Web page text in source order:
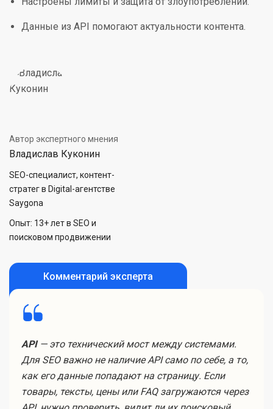
Данные из API помогают актуальности контента.
Автор экспертного мнения
Владислав Куконин
SEO-специалист, контент-
стратег в Digital-агентстве
Saygona
Опыт: 13+ лет в SEO и
поисковом продвижении
Комментарий эксперта
API— это технический мост между системами.
Для SEO важно не наличие API само по себе, а то,
как его данные попадают на страницу. Если
товары, тексты, цены или FAQ загружаются через